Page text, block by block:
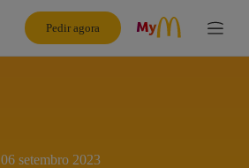
Pedir agora
06 setembro 2023